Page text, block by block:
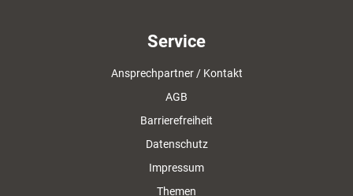
Service
Ansprechpartner / Kontakt
AGB
Barrierefreiheit
Datenschutz
Impressum
Themen